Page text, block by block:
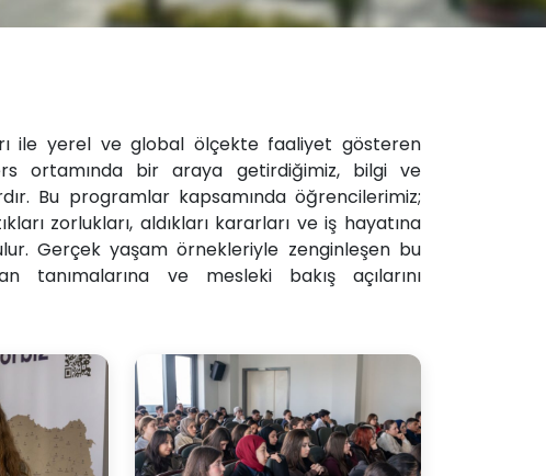
ile yerel ve global ölçekte faaliyet gösteren
ortamında bir araya getirdiğimiz, bilgi ve
Bu programlar kapsamında öğrencilerimiz;
zorlukları, aldıkları kararları ve iş hayatına
Gerçek yaşam örnekleriyle zenginleşen bu
tanımalarına ve mesleki bakış açılarını